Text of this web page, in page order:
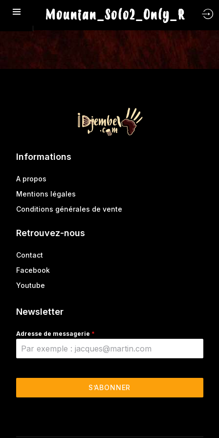
Mounian_Solo2_Only_R
Informations
A propos
Mentions légales
Conditions générales de vente
Retrouvez-nous
Contact
Facebook
Youtube
Newsletter
Adresse de messagerie *
S’ABONNER